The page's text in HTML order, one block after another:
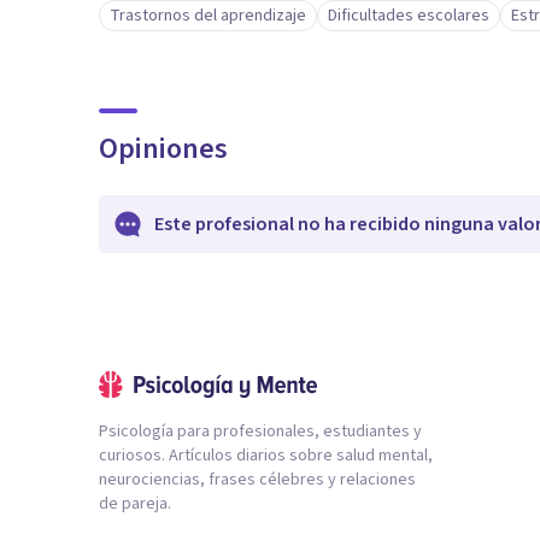
Trastornos del aprendizaje Dificultades escolares
Opiniones
Este profesional no ha recibido ninguna
Psicología para profesionales, estudiantes y
curiosos. Artículos diarios sobre salud mental,
neurociencias, frases célebres y relaciones
de pareja.